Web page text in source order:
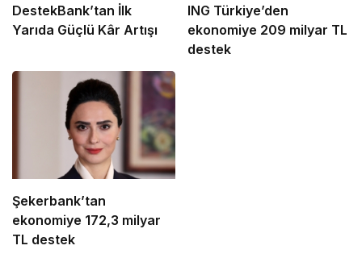
DestekBank’tan İlk
Yarıda Güçlü Kâr Artışı
ING Türkiye’den
ekonomiye 209 milyar TL
destek
Şekerbank’tan
ekonomiye 172,3 milyar
TL destek